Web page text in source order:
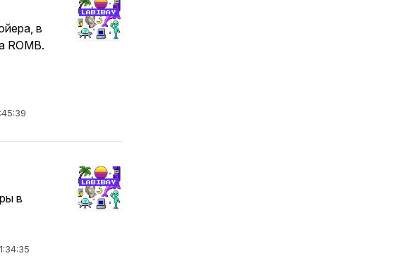
в
ROMB.
в
1:34:35